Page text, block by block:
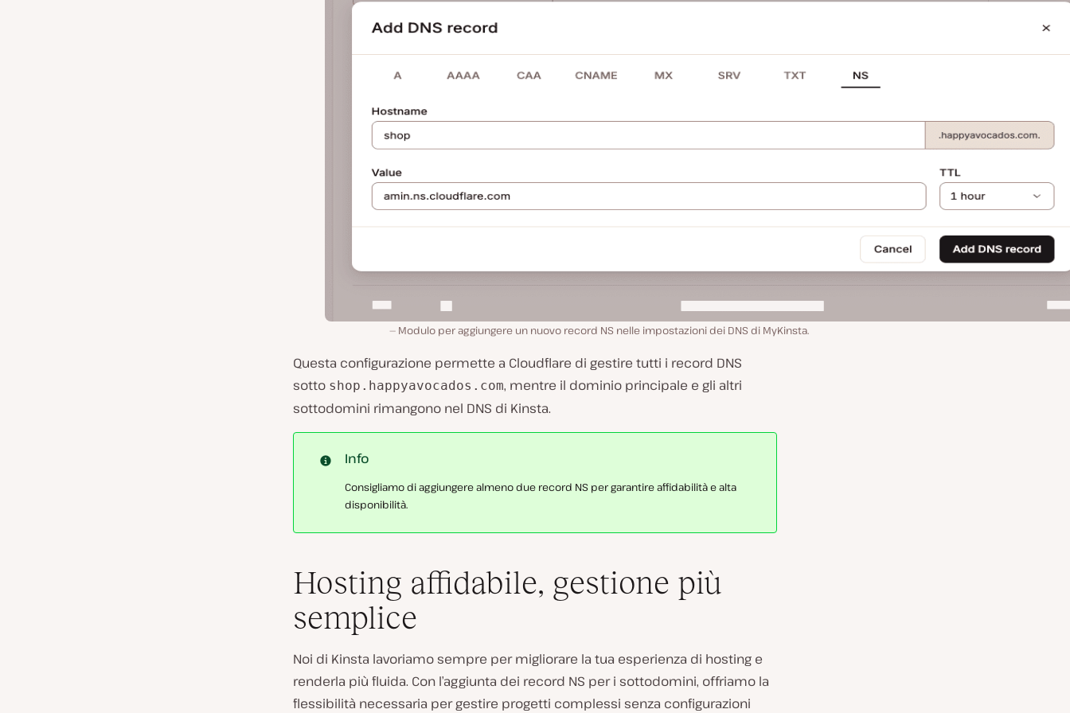
Modulo per aggiungere un nuovo record NS nelle impostazioni dei DNS di MyKinsta.
Questa configurazione permette a Cloudflare di gestire tutti i record DNS
sotto shop.happyavocados.com, mentre il dominio principale e gli altri
sottodomini rimangono nel DNS di Kinsta.
Info
Consigliamo di aggiungere almeno due record NS per garantire affidabilità e alta
disponibilità.
Hosting affidabile, gestione più
semplice
Noi di Kinsta lavoriamo sempre per migliorare la tua esperienza di hosting e
renderla più fluida. Con l’aggiunta dei record NS per i sottodomini, offriamo la
flessibilità necessaria per gestire progetti complessi senza configurazioni